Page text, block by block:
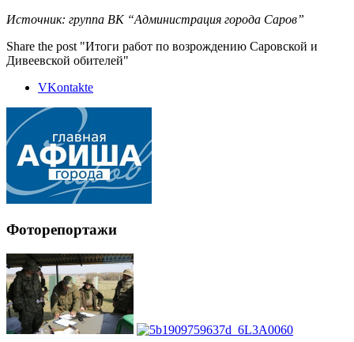
Источник: группа ВК “Администрация города Саров”
Share the post "Итоги работ по возрождению Саровской и
Дивеевской обителей"
VKontakte
Фоторепортажи